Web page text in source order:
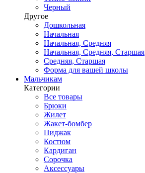
Черный
Другое
Дошкольная
Начальная
Начальная, Средняя
Начальная, Средняя, Старшая
Средняя, Старшая
Форма для вашей школы
Мальчикам
Категории
Все товары
Брюки
Жилет
Жакет-бомбер
Пиджак
Костюм
Кардиган
Сорочка
Аксессуары